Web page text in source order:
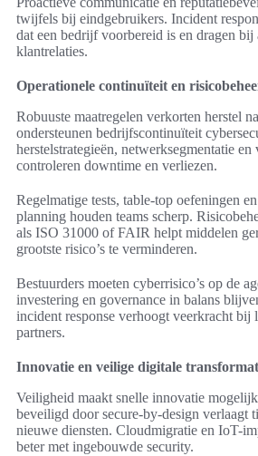
twijfels bij eindgebruikers. Incident
dat een bedrijf voorbereid is en dragen bij
klantrelaties.
Operationele continuïteit en
Robuuste maatregelen verkorten herstel
ondersteunen bedrijfscontinuïteit
herstelstrategieën, netwerksegmentatie
controleren downtime en verliezen.
Regelmatige tests, table-top oefeningen
planning houden teams scherp.
als ISO 31000 of FAIR helpt middelen
grootste risico’s te verminderen.
Bestuurders moeten cyberrisico’s op de
investering en governance in balans
incident response verhoogt veerkracht bij
partners.
Innovatie en veilige digitale
Veiligheid maakt snelle innovatie
beveiligd door secure-by-design verlaagt
nieuwe diensten. Cloudmigratie en IoT-
beter met ingebouwde security.